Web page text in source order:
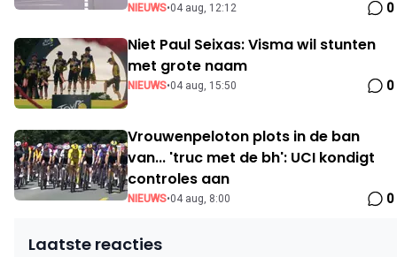
NIEUWS•04 aug, 12:12 0
Niet Paul Seixas: Visma wil stunten
met grote naam
NIEUWS•04 aug, 15:50 0
Vrouwenpeloton plots in de ban
van... 'truc met de bh': UCI kondigt
controles aan
NIEUWS•04 aug, 8:00 0
Laatste reacties